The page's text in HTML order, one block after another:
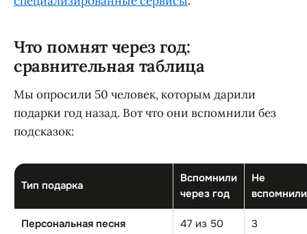
Что помнят через год:
сравнительная таблица
Мы опросили 50 человек, которым дарили
подарки год назад. Вот что они вспомнили без
подсказок:
Тип подарка
Вспомнили
через год
Не
вспомнили
Персональная песня 47 из 50 3